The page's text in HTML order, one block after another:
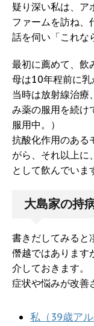
疑り深い私は、ア
ファームを訪ね、
話を伺い「これな
最初に薦めて、飲
母は10年程前に乳
当時は放射線治療
み薬の服用を続け
服用中。）
抗酸化作用のある
がら、それ以上に
として飲んでいま
大島家の持
書きだしてみると
僭越ではあります
介しておきます。
症状や悩みが改善
私（39歳ア